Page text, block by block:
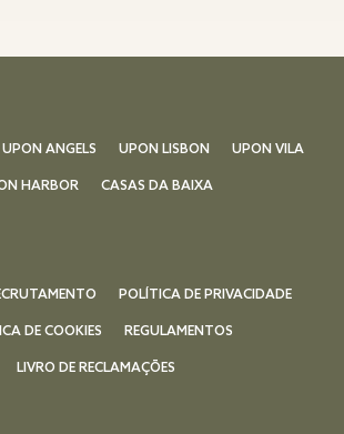
UPON ANGELS UPON LISBON UPON VILA
HARBOR CASAS DA BAIXA
POLÍTICA DE PRIVACIDADE
DE COOKIES REGULAMENTOS
LIVRO DE RECLAMAÇÕES